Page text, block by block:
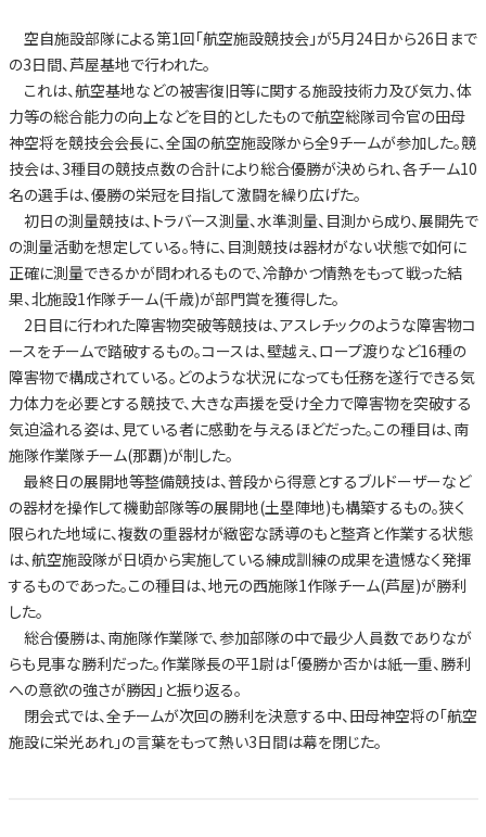
空自施設部隊による第1回「航空施設競技会」が5月24日から26日まで
の3日間、芦屋基地で行われた。
これは、航空基地などの被害復旧等に関する施設技術力及び気力、体
力等の総合能力の向上などを目的としたもので航空総隊司令官の田母
神空将を競技会会長に、全国の航空施設隊から全9チームが参加した。競
技会は、3種目の競技点数の合計により総合優勝が決められ、各チーム10
名の選手は、優勝の栄冠を目指して激闘を繰り広げた。
初日の測量競技は、トラバース測量、水準測量、目測から成り、展開先で
の測量活動を想定している。特に、目測競技は器材がない状態で如何に
正確に測量できるかが問われるもので、冷静かつ情熱をもって戦った結
果、北施設1作隊チーム(千歳)が部門賞を獲得した。
2日目に行われた障害物突破等競技は、アスレチックのような障害物コ
ースをチームで踏破するもの。コースは、壁越え、ロープ渡りなど16種の
障害物で構成されている。どのような状況になっても任務を遂行できる気
力体力を必要とする競技で、大きな声援を受け全力で障害物を突破する
気迫溢れる姿は、見ている者に感動を与えるほどだった。この種目は、南
施隊作業隊チーム(那覇)が制した。
最終日の展開地等整備競技は、普段から得意とするブルドーザーなど
の器材を操作して機動部隊等の展開地(土塁陣地)も構築するもの。狭く
限られた地域に、複数の重器材が緻密な誘導のもと整斉と作業する状態
は、航空施設隊が日頃から実施している練成訓練の成果を遺憾なく発揮
するものであった。この種目は、地元の西施隊1作隊チーム(芦屋)が勝利
した。
総合優勝は、南施隊作業隊で、参加部隊の中で最少人員数でありなが
らも見事な勝利だった。作業隊長の平1尉は「優勝か否かは紙一重、勝利
への意欲の強さが勝因」と振り返る。
閉会式では、全チームが次回の勝利を決意する中、田母神空将の「航空
施設に栄光あれ」の言葉をもって熱い3日間は幕を閉じた。